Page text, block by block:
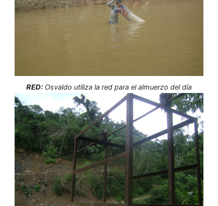
RED: Osvaldo utiliza la red para el almuerzo del día